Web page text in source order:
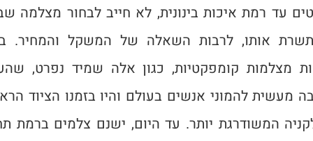
עד רמת איכות בינונית, לא חייב לבחור מצלמה
אותו, לרבות השאלה של המשקל והמחיר.
מצלמות קומפקטיות, כגון אלה שמיד נפרט,
מעשית להמוני אנשים בעולם והיו בזמנו הציוד
המשודרגת יותר. עד היום, ישנם צלמים ברמת